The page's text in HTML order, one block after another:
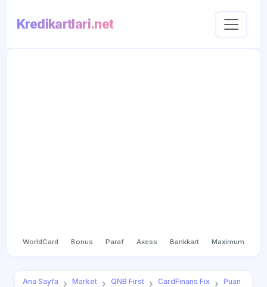
Kredikartlari.net
WorldCard Bonus Paraf Axess Bankkart Maximum
Ana Sayfa Market QNB First CardFinans Fix Puan